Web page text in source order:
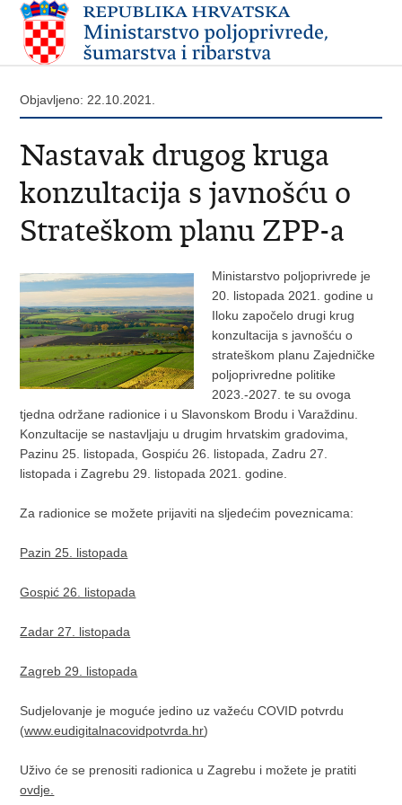
Objavljeno: 22.10.2021.
Nastavak drugog kruga
konzultacija s javnošću o
Strateškom planu ZPP-a
Ministarstvo poljoprivrede je
20. listopada 2021. godine u
Iloku započelo drugi krug
konzultacija s javnošću o
strateškom planu Zajedničke
poljoprivredne politike
2023.-2027. te su ovoga
tjedna održane radionice i u Slavonskom Brodu i Varaždinu.
Konzultacije se nastavljaju u drugim hrvatskim gradovima,
Pazinu 25. listopada, Gospiću 26. listopada, Zadru 27.
listopada i Zagrebu 29. listopada 2021. godine.
Za radionice se možete prijaviti na sljedećim poveznicama:
Pazin 25. listopada
Gospić 26. listopada
Zadar 27. listopada
Zagreb 29. listopada
Sudjelovanje je moguće jedino uz važeću COVID potvrdu
(www.eudigitalnacovidpotvrda.hr)
Uživo će se prenositi radionica u Zagrebu i možete je pratiti
ovdje.